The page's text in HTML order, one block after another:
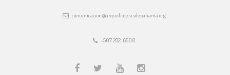
comunicacion@arquidiocesisdepanama.org
+507 282-6500